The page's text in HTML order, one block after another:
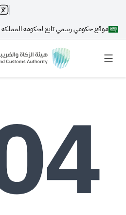
موقع حكومي رسمي تابع لحكومة المملكة
بحث AI